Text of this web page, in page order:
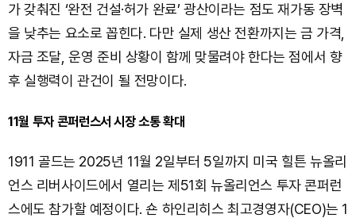
가 갖춰진 ‘완전 건설·허가 완료’ 광산이라는 점도 재가동 장벽
을 낮추는 요소로 꼽힌다. 다만 실제 생산 전환까지는 금 가격,
자금 조달, 운영 준비 상황이 함께 맞물려야 한다는 점에서 향
후 실행력이 관건이 될 전망이다.
11월 투자 콘퍼런스서 시장 소통 확대
1911 골드는 2025년 11월 2일부터 5일까지 미국 힐튼 뉴올리
언스 리버사이드에서 열리는 제51회 뉴올리언스 투자 콘퍼런
스에도 참가할 예정이다. 숀 하인리히스 최고경영자(CEO)는 1